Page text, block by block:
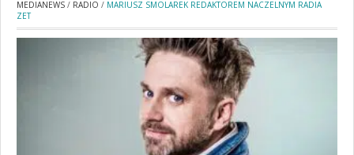
MEDIANEWS / RADIO / MARIUSZ SMOLAREK REDAKTOREM NACZELNYM RADIA
ZET